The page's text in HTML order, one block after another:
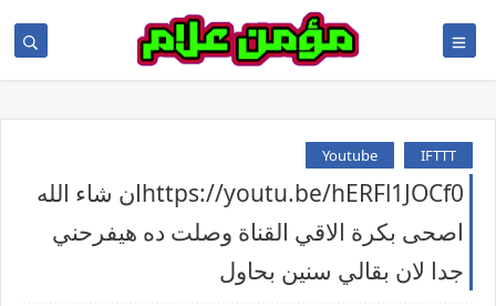
IFTTT
Youtube
https://youtu.be/hERFl1JOCf0ان شاء الله
اصحى بكرة الاقي القناة وصلت ده هيفرحني
جدا لان بقالي سنين بحاول